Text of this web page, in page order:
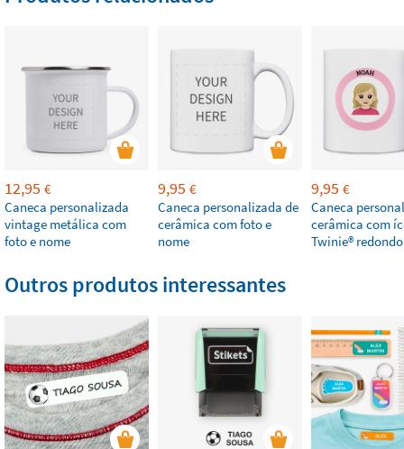
12,95 €
Caneca personalizada
vintage metálica com
foto e nome
9,95 €
Caneca personalizada de
cerâmica com foto e
nome
9,95 €
Caneca
cerâmica com
Twinie®️ redondo
Outros produtos interessantes